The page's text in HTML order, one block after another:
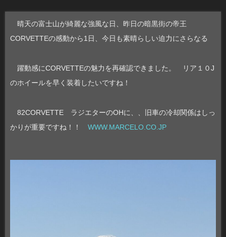
晴天の富士山が綺麗な強風な日、昨日の暗黒街の帝王
CORVETTEの感動から1日、今日も素晴らしい迫力にさらなる
躍動感にCORVETTEの魅力を再確認できました。 リア１０J
のホイールを早く装着したいですね！
82CORVETTE ラジエターのOHに、、旧車の冷却関係はしっ
かりが重要ですね！！ WWW.MARCELO.CO.JP